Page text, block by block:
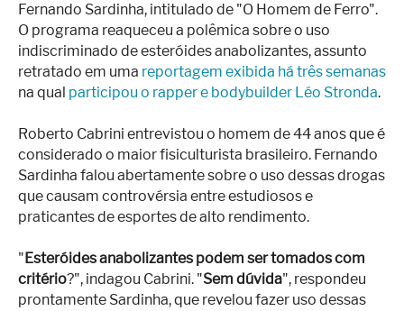
Saúde
Ensaios
Concursos
Praia
Contato
Fernando Sardinha, intitulado de "O Homem de Ferro".
O programa reaqueceu a polêmica sobre o uso
indiscriminado de esteróides anabolizantes, assunto
retratado em uma reportagem exibida há três semanas
na qual participou o rapper e bodybuilder Léo Stronda.
Roberto Cabrini entrevistou o homem de 44 anos que é
considerado o maior fisiculturista brasileiro. Fernando
Sardinha falou abertamente sobre o uso dessas drogas
que causam controvérsia entre estudiosos e
praticantes de esportes de alto rendimento.
" Esteróides anabolizantes podem ser tomados com
critério?", indagou Cabrini. "Sem dúvida", respondeu
prontamente Sardinha, que revelou fazer uso dessas